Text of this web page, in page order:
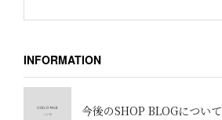
INFORMATION
今後のSHOP BLOGについて